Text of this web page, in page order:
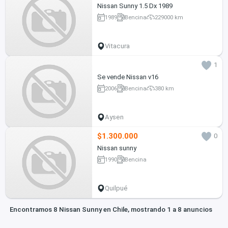
Nissan Sunny 1.5 Dx 1989
1989 Bencina 229000 km
Vitacura
1
Se vende Nissan v16
2006 Bencina 380 km
Aysen
$1.300.000
0
Nissan sunny
1990 Bencina
Quilpué
Encontramos 8 Nissan Sunny en Chile, mostrando 1 a 8 anuncios